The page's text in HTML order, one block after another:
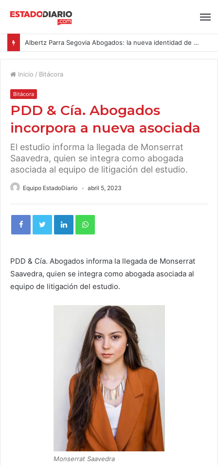
Albertz Parra Segovia Abogados: la nueva identidad de Segovia Consulting
Inicio / Bitácora
Bitácora
PDD & Cía. Abogados
incorpora a nueva asociada
El estudio informa la llegada de Monserrat
Saavedra, quien se integra como abogada
asociada al equipo de litigación del estudio.
Equipo EstadoDiario abril 5, 2023
PDD & Cía. Abogados informa la llegada de Monserrat
Saavedra, quien se integra como abogada asociada al
equipo de litigación del estudio.
Monserrat Saavedra